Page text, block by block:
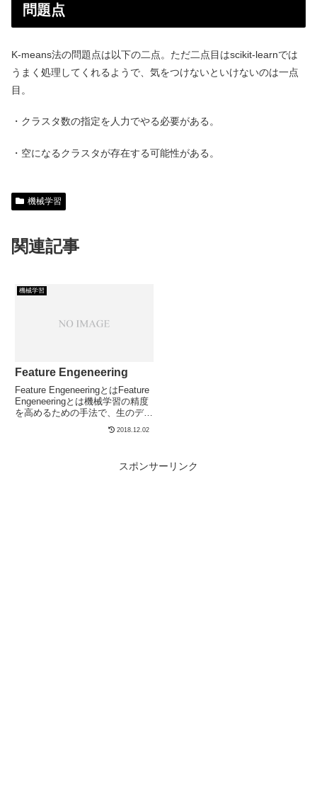
問題点
K-means法の問題点は以下の二点。ただ二点目はscikit-learnでは
うまく処理してくれるようで、気をつけないといけないのは一点
目。
・クラスタ数の指定を人力でやる必要がある。
・空になるクラスタが存在する可能性がある。
機械学習
関連記事
機械学習
Feature Engeneering
Feature EngeneeringとはFeature
Engeneeringとは機械学習の精度
を高めるための手法で、生のデー
（特徴）を作成するもの。機械学
2018.12.02
スポンサーリンク